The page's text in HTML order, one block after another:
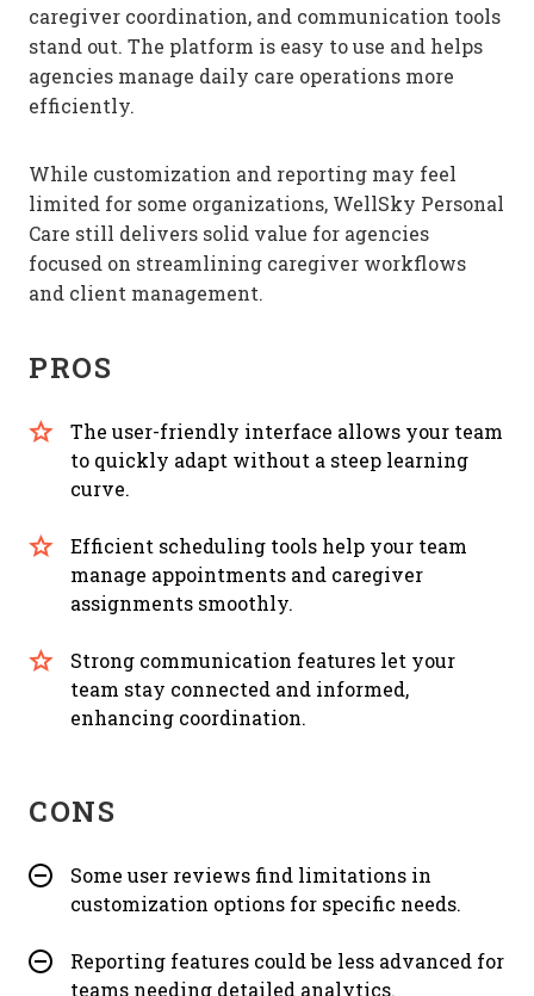
caregiver coordination, and communication tools
stand out. The platform is easy to use and helps
agencies manage daily care operations more
efficiently.
While customization and reporting may feel
limited for some organizations, WellSky Personal
Care still delivers solid value for agencies
focused on streamlining caregiver workflows
and client management.
PROS
The user-friendly interface allows your team
to quickly adapt without a steep learning
curve.
Efficient scheduling tools help your team
manage appointments and caregiver
assignments smoothly.
Strong communication features let your
team stay connected and informed,
enhancing coordination.
CONS
Some user reviews find limitations in
customization options for specific needs.
Reporting features could be less advanced for
teams needing detailed analytics.